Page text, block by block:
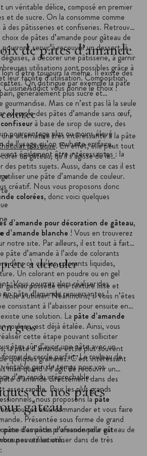
un véritable délice, composé en premier
et de sucre. On la consomme comme
des pâtisseries et confiseries. Retrouvez
de pâtes d’amande pour gâteau de
servir à recouvrir un dessert, à
à décorer une pâtisserie, à garnir
utilisations sont possibles grâce à
leur facilité d’utilisation. Composition,
CuisineAddict vous donne le choix !
de pâtes d’amande
d’être toujours la même. Il existe des
On distingue par exemple la pâte
généralement plus sucré et
gourmandise. Mais ce n’est pas là la seule
exemple des pâtes d’amande sans œuf,
à base de sirop de sucre, des
pourcentage plus ou moins élevé
de l’usage qu’on souhaite en faire,
également être intéressantes : la
une alternative très intéressante à la pâte
plastique. En effet, elle peut tout
un gâteau, qu’il s’agisse de le
des petits sujets. Aussi, dans ce cas il est
une pâte d’amande de couleur.
créatif. Nous vous proposons donc
colorées, donc voici quelques
d’amande pour décoration de gâteau,
d’amande blanche ! Vous en trouverez
notre site. Par ailleurs, il est tout à fait
d’amande à l’aide de colorants
dans ce cas les colorants liquides,
Un colorant en poudre ou en gel
Vous pourrez alors réaliser des
pâte d’amande renversantes !
prête à dérouler
gâteau possède une texture lisse et
à utiliser. Néanmoins, si vous n’êtes
consistant à l’abaisser pour ensuite en
une solution. La pâte d’amande
rouleau, est déjà étalée. Ainsi, vous
cette étape pouvant solliciter
êtes sûr d’avoir une pâte avec un
de cercle parfait. Le rouleau de
gain de temps pour vos
d’un rendu irréprochable.
gros
la pâte d’amande est le plus souvent
quelques grammes. C’est intéressant
mais quand il s’agit de recouvrir un
d’amande directement dans des
assez rapide. Pour les plus grands
nous proposons lapâte
pourrez ainsi commander et vous faire
Présentée sous forme de grand
d’amande professionnelle est
utilisations.
de nos pâtes
gâteau
des pâtes d’amande pour gâteau de
pouvez les utiliser dans de très